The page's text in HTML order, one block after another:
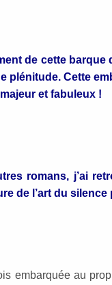
de cette
plénitude. Cette
et fabuleux !
romans, j’ai
de l’art du silence
embarquée au